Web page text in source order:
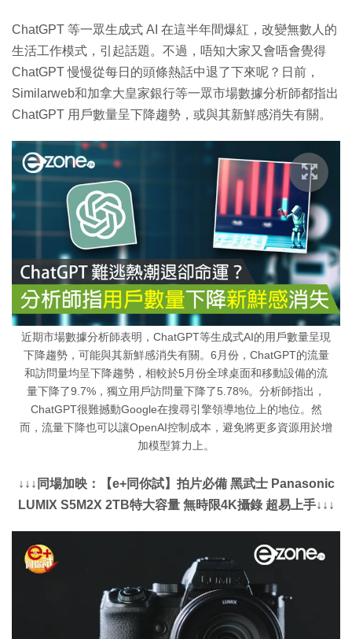
ChatGPT 等一眾生成式 AI 在這半年間爆紅，改變無數人的
生活工作模式，引起話題。不過，唔知大家又會唔會覺得
ChatGPT 慢慢從每日的頭條熱話中退了下來呢？日前，
Similarweb和加拿大皇家銀行等一眾市場數據分析師都指出
ChatGPT 用戶數量呈下降趨勢，或與其新鮮感消失有關。
近期市場數據分析師表明，ChatGPT等生成式AI的用戶數量呈現
下降趨勢，可能與其新鮮感消失有關。6月份，ChatGPT的流量
和訪問量均呈下降趨勢，相較於5月份全球桌面和移動設備的流
量下降了9.7%，獨立用戶訪問量下降了5.78%。分析師指出，
ChatGPT很難撼動Google在搜尋引擎領導地位上的地位。然
而，流量下降也可以讓OpenAI控制成本，避免將更多資源用於增
加模型算力上。
↓↓↓同場加映：【e+同你試】拍片必備 黑武士 Panasonic
LUMIX S5M2X 2TB特大容量 無時限4K攝錄 超易上手↓↓↓